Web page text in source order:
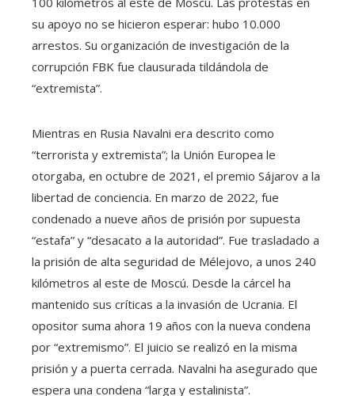
su apoyo no se hicieron esperar: hubo 10.000
arrestos. Su organización de investigación de la
corrupción FBK fue clausurada tildándola de
“extremista”.
Mientras en Rusia Navalni era descrito como
“terrorista y extremista”; la Unión Europea le
otorgaba, en octubre de 2021, el premio Sájarov a la
libertad de conciencia. En marzo de 2022, fue
condenado a nueve años de prisión por supuesta
“estafa” y “desacato a la autoridad”. Fue trasladado a
la prisión de alta seguridad de Mélejovo, a unos 240
kilómetros al este de Moscú. Desde la cárcel ha
mantenido sus críticas a la invasión de Ucrania. El
opositor suma ahora 19 años con la nueva condena
por “extremismo”. El juicio se realizó en la misma
prisión y a puerta cerrada. Navalni ha asegurado que
espera una condena “larga y estalinista”.